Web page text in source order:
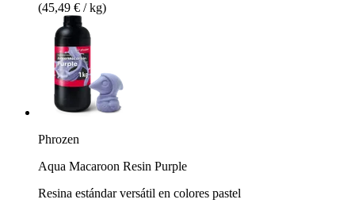
(45,49 € / kg)
Phrozen
Aqua Macaroon Resin Purple
Resina estándar versátil en colores pastel